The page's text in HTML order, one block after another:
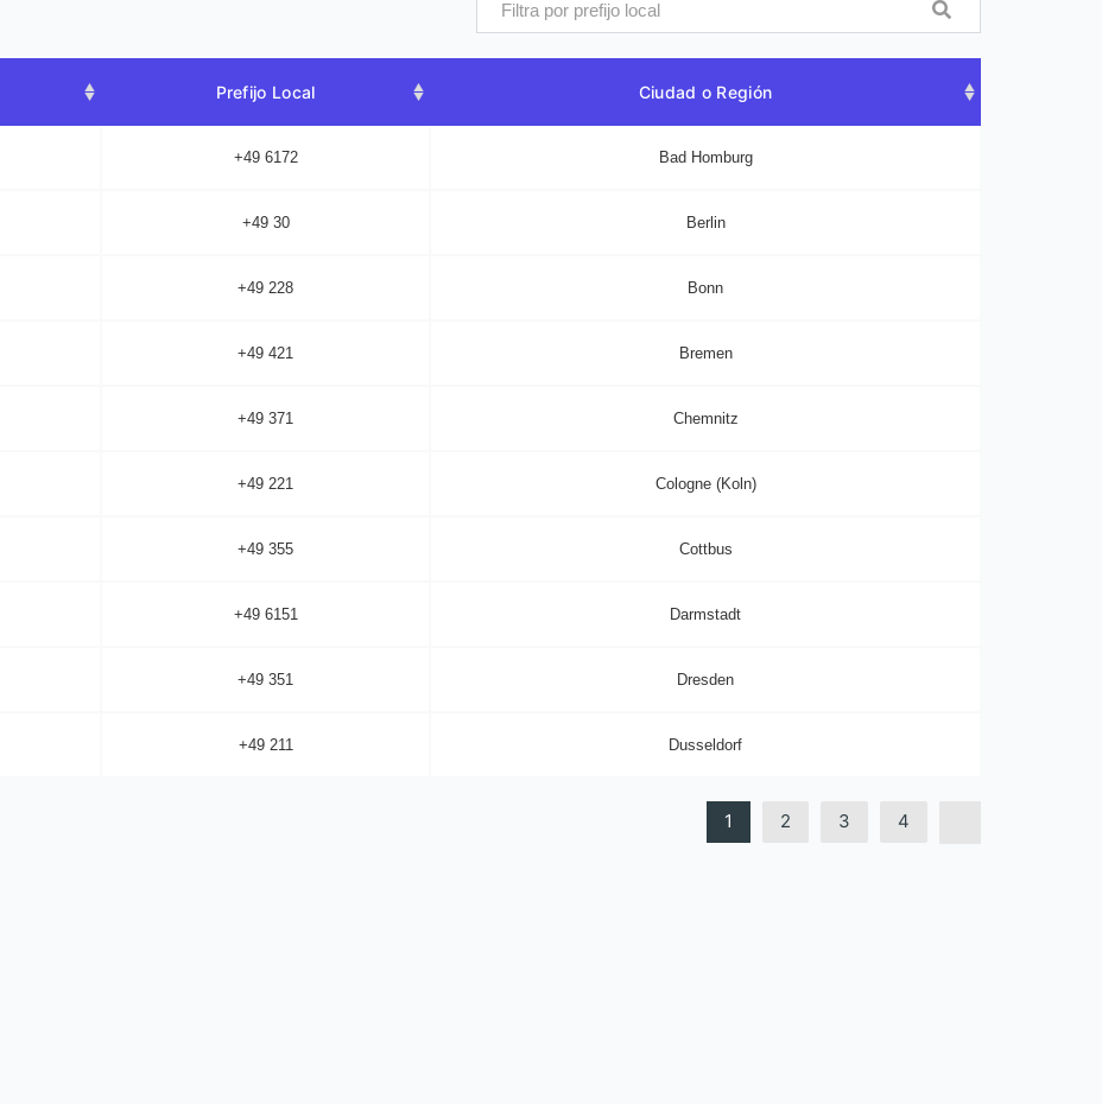
Prefijo Local Ciudad o Región
+49 6172 Bad Homburg
+49 30 Berlin
+49 228 Bonn
+49 421 Bremen
+49 371 Chemnitz
+49 221 Cologne (Koln)
+49 355 Cottbus
+49 6151 Darmstadt
+49 351 Dresden
+49 211 Dusseldorf
1 2 3 4